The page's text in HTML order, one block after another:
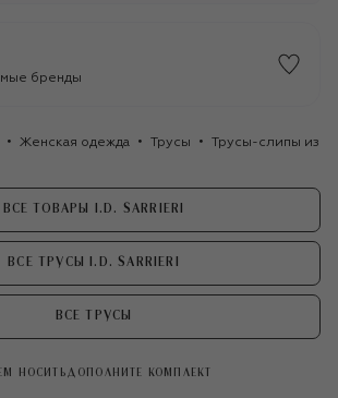
бренды
Женская одежда Трусы Трусы-слипы из
ВСЕ ТОВАРЫ I.D. SARRIERI
ВСЕ ТРУСЫ I.D. SARRIERI
ВСЕ ТРУСЫ
НОСИТЬ ДОПОЛНИТЕ КОМПЛЕКТ